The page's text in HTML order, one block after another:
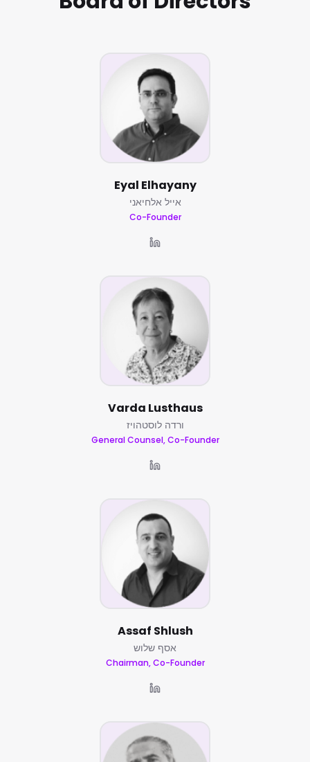
Eyal Elhayany
אייל אלחיאני
Co-Founder
Varda Lusthaus
ורדה לוסטהויז
General Counsel, Co-Founder
Assaf Shlush
אסף שלוש
Chairman, Co-Founder